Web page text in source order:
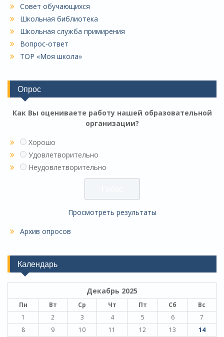
Совет обучающихся
Школьная библиотека
Школьная служба примирения
Вопрос-ответ
ТОР «Моя школа»
Опрос
Как Вы оцениваете работу нашей образовательной
организации?
Хорошо
Удовлетворительно
Неудовлетворительно
Просмотреть результаты
Архив опросов
Календарь
Декабрь 2025
Пн Вт Ср Чт Пт Сб
Вс
1
2 3 4 5 6
7
8
9 10 11 12 13
14